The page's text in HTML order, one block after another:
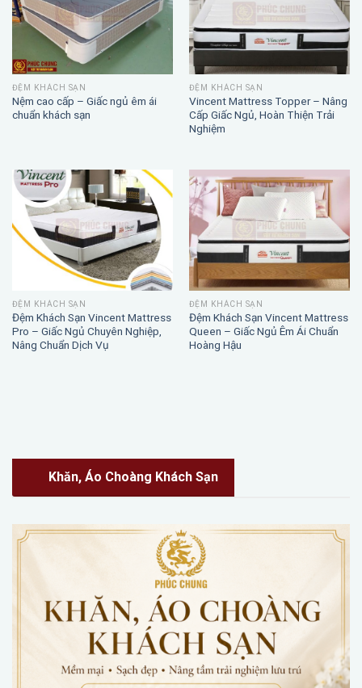
ĐỆM KHÁCH SẠN
Nệm cao cấp – Giấc ngủ êm ái
chuẩn khách sạn
ĐỆM KHÁCH SẠN
Vincent Mattress Topper – Nâng
Cấp Giấc Ngủ, Hoàn Thiện Trải
Nghiệm
ĐỆM KHÁCH SẠN
Đệm Khách Sạn Vincent Mattress
Pro – Giấc Ngủ Chuyên Nghiệp,
Nâng Chuẩn Dịch Vụ
ĐỆM KHÁCH SẠN
Đệm Khách Sạn Vincent Mattress
Queen – Giấc Ngủ Êm Ái Chuẩn
Hoàng Hậu
Khăn, Áo Choàng Khách Sạn